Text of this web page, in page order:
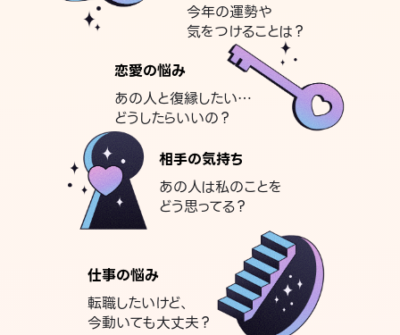
今年の運勢や
気をつけることは？
恋愛の悩み
あの人と復縁したい…
どうしたらいいの？
相手の気持ち
あの人は私のことを
どう思ってる？
仕事の悩み
転職したいけど、
今動いても大丈夫？